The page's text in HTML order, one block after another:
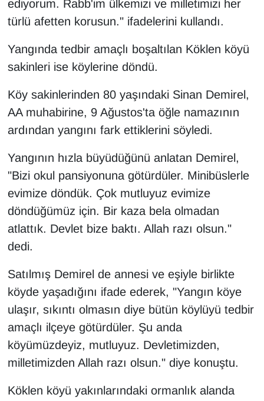
ediyorum. Rabb'im ülkemizi ve milletimizi her
türlü afetten korusun." ifadelerini kullandı.
Yangında tedbir amaçlı boşaltılan Köklen köyü
sakinleri ise köylerine döndü.
Köy sakinlerinden 80 yaşındaki Sinan Demirel,
AA muhabirine, 9 Ağustos'ta öğle namazının
ardından yangını fark ettiklerini söyledi.
Yangının hızla büyüdüğünü anlatan Demirel,
"Bizi okul pansiyonuna götürdüler. Minibüslerle
evimize döndük. Çok mutluyuz evimize
döndüğümüz için. Bir kaza bela olmadan
atlattık. Devlet bize baktı. Allah razı olsun."
dedi.
Satılmış Demirel de annesi ve eşiyle birlikte
köyde yaşadığını ifade ederek, "Yangın köye
ulaşır, sıkıntı olmasın diye bütün köylüyü tedbir
amaçlı ilçeye götürdüler. Şu anda
köyümüzdeyiz, mutluyuz. Devletimizden,
milletimizden Allah razı olsun." diye konuştu.
Köklen köyü yakınlarındaki ormanlık alanda